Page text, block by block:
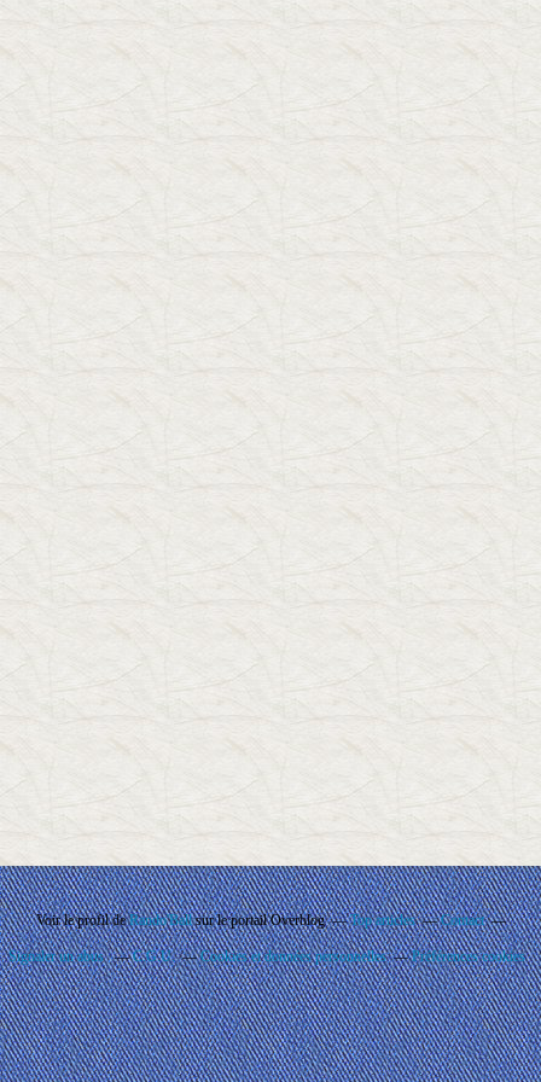
Voir le profil deRando'Ballsur le portail Overblog Top articles Contact
Signaler un abus C.G.U. Cookies et données personnelles Préférences cookies